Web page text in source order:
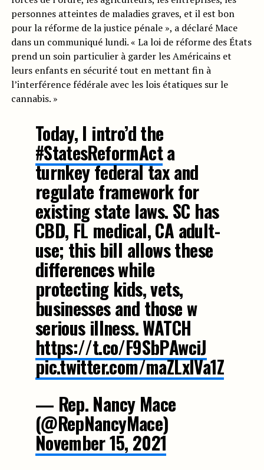
personnes atteintes de maladies graves, et il est bon
pour la réforme de la justice pénale », a déclaré Mace
dans un communiqué lundi. « La loi de réforme des États
prend un soin particulier à garder les Américains et
leurs enfants en sécurité tout en mettant fin à
l’interférence fédérale avec les lois étatiques sur le
cannabis. »
Today, I intro’d the
#StatesReformActa
turnkey federal tax and
regulate framework for
existing state laws. SC has
CBD, FL medical, CA adult-
use; this bill allows these
differences while
protecting kids, vets,
businesses and those w
serious illness. WATCH
https://t.co/F9SbPAwciJ
pic.twitter.com/maZLxlVa1Z
— Rep. Nancy Mace
(@RepNancyMace)
November 15, 2021